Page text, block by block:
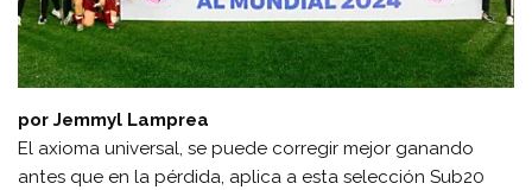
por Jemmyl Lamprea
El axioma universal, se puede corregir mejor ganando
antes que en la pérdida, aplica a esta selección Sub20